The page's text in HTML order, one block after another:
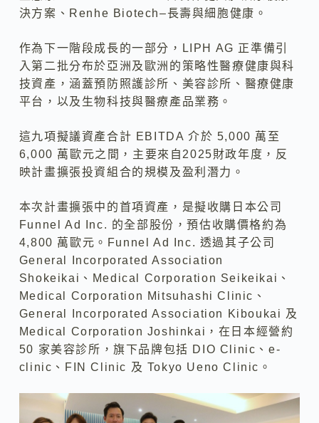
決方案、Renhe Biotech–長壽與細胞健康。
作為下一階段成長的一部分，LIPH AG 正準備引
入第二批分布於亞洲及歐洲的策略性醫療健康與科
技資產，涵蓋預防照護診所、美容診所、醫療健康
平台，以及生物科技與醫療產品業務。
這九項擬議資產合計 EBITDA 介於 5,000 萬至
6,000 萬歐元之間，主要來自2025財政年度，反
映計畫擴張投資組合的規模及盈利潛力。
本次計畫擴張中的首項資產，是擬收購日本公司
Funnel Ad Inc. 的全部股份，預估收購價格約為
4,800 萬歐元。Funnel Ad Inc. 透過其子公司
General Incorporated Association
Shokeikai、Medical Corporation Seikeikai、
Medical Corporation Mitsuhashi Clinic、
General Incorporated Association Kiboukai 及
Medical Corporation Joshinkai，在日本經營約
50 家美容診所，旗下品牌包括 DIO Clinic、e-
clinic、FIN Clinic 及 Tokyo Ueno Clinic。